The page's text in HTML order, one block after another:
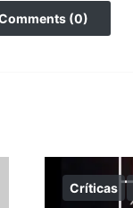
(0)
Críticas